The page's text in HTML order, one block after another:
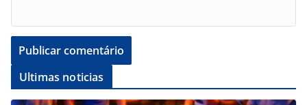
Ultimas noticias